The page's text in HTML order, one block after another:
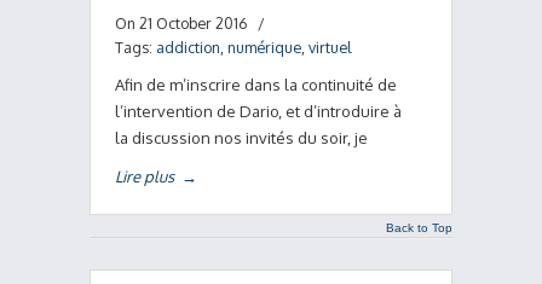
On 21 October 2016
/
Tags: addiction numérique virtuel
Afin de m’inscrire dans la continuité de
l’intervention de Dario, et d’introduire à
la discussion nos invités du soir, je
Lire plus →
Back to Top